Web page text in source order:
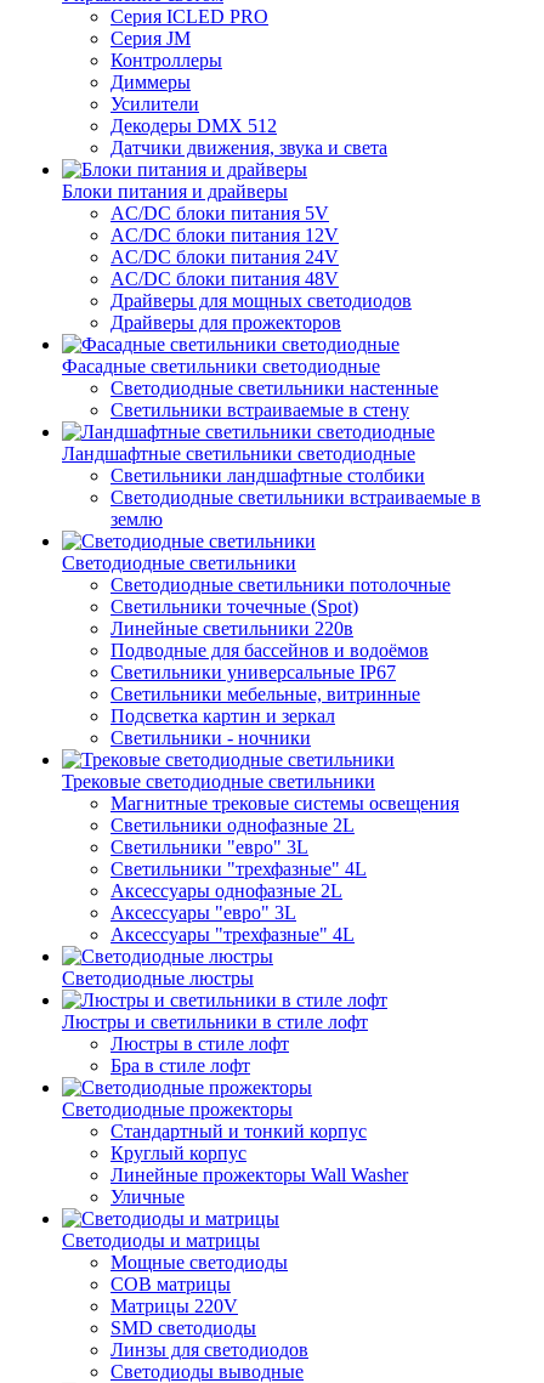
Серия ICLED PRO
Серия JM
Контроллеры
Диммеры
Усилители
Декодеры DMX 512
Датчики движения, звука и света
Блоки питания и драйверы
AC/DC блоки питания 5V
AC/DC блоки питания 12V
AC/DC блоки питания 24V
AC/DC блоки питания 48V
Драйверы для мощных светодиодов
Драйверы для прожекторов
Фасадные светильники светодиодные
Светодиодные светильники настенные
Светильники встраиваемые в стену
Ландшафтные светильники светодиодные
Светильники ландшафтные столбики
Светодиодные светильники встраиваемые в
землю
Светодиодные светильники
Светодиодные светильники потолочные
Светильники точечные (Spot)
Линейные светильники 220в
Подводные для бассейнов и водоёмов
Светильники универсальные IP67
Светильники мебельные, витринные
Подсветка картин и зеркал
Светильники - ночники
Трековые светодиодные светильники
Магнитные трековые системы освещения
Светильники однофазные 2L
Светильники "евро" 3L
Светильники "трехфазные" 4L
Аксессуары однофазные 2L
Аксессуары "евро" 3L
Аксессуары "трехфазные" 4L
Светодиодные люстры
Люстры и светильники в стиле лофт
Люстры в стиле лофт
Бра в стиле лофт
Светодиодные прожекторы
Стандартный и тонкий корпус
Круглый корпус
Линейные прожекторы Wall Washer
Уличные
Светодиоды и матрицы
Мощные светодиоды
COB матрицы
Матрицы 220V
SMD светодиоды
Линзы для светодиодов
Светодиоды выводные